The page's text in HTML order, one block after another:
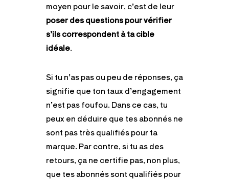
moyen pour le savoir, c’est de leur
poser des questions pour vérifier
s’ils correspondent à ta cible
idéale.
Si tu n’as pas ou peu de réponses, ça
signifie que ton taux d’engagement
n’est pas foufou. Dans ce cas, tu
peux en déduire que tes abonnés ne
sont pas très qualifiés pour ta
marque. Par contre, si tu as des
retours, ça ne certifie pas, non plus,
que tes abonnés sont qualifiés pour